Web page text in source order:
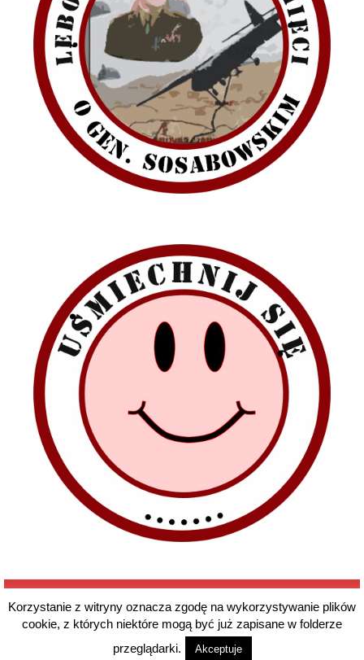
© 2026 7 Harcerska Drużyna Czerwonych Beretów im generała Stanisława
Korzystanie z witryny oznacza zgodę na wykorzystywanie plików
cookie, z których niektóre mogą być już zapisane w folderze
przeglądarki.
Akceptuje